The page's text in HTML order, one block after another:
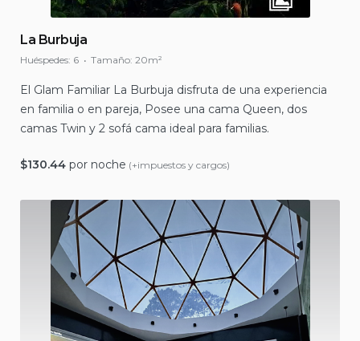
La Burbuja
Huéspedes: 6 Tamaño: 20m²
El Glam Familiar La Burbuja disfruta de una experiencia
en familia o en pareja, Posee una cama Queen, dos
camas Twin y 2 sofá cama ideal para familias.
$130.44 por noche (+impuestos y cargos)